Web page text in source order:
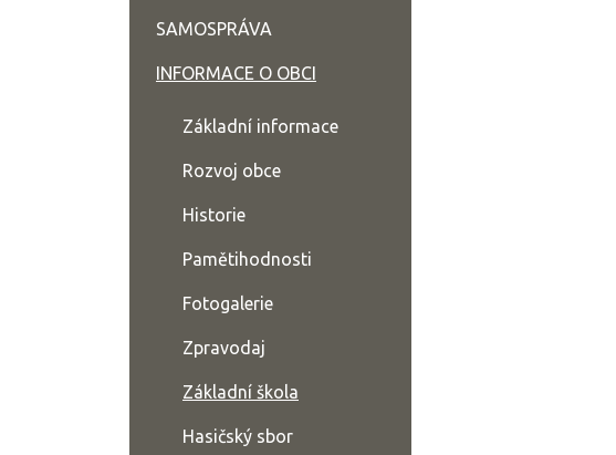
SAMOSPRÁVA
INFORMACE O OBCI
Základní informace
Rozvoj obce
Historie
Pamětihodnosti
Fotogalerie
Zpravodaj
Základní škola
Hasičský sbor